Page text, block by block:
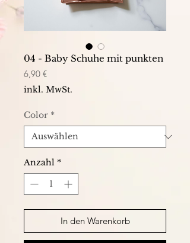
04 - Baby Schuhe mit punkten
6,90 €Preis
inkl. MwSt.
Color *
Anzahl *
In den Warenkorb